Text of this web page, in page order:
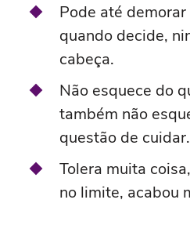
Pode até
quando decide,
cabeça.
Não esquece do
também não
questão de cuidar.
Tolera muita
no limite, acabou